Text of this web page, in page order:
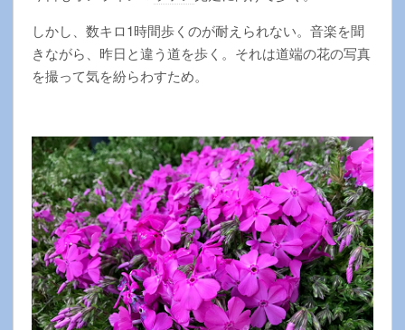
しかし、数キロ1時間歩くのが耐えられない。音楽を聞
きながら、昨日と違う道を歩く。それは道端の花の写真
を撮って気を紛らわすため。